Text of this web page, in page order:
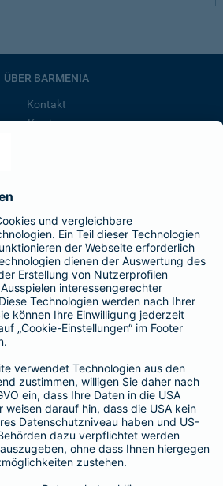
ÜBER BARMENIA
Kontakt
Karriere
Partner werden
Teil der BarmeniaGothaer
BELIEBTE SEITEN
Zusatzversicherung
Tierversicherungen
SERVICE
Adresse ändern
Schaden melden
Serviceübersicht